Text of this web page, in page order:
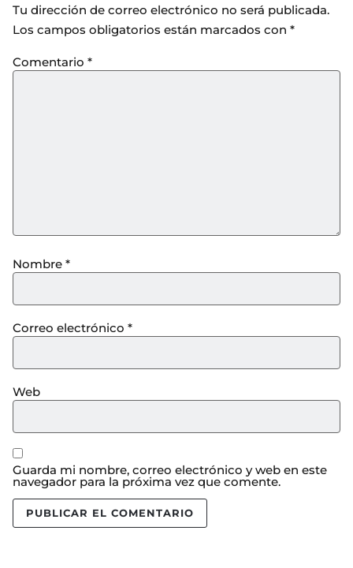
Tu dirección de correo electrónico no será publicada.
Los campos obligatorios están marcados con *
Comentario *
Nombre *
Correo electrónico *
Web
Guarda mi nombre, correo electrónico y web en este
navegador para la próxima vez que comente.